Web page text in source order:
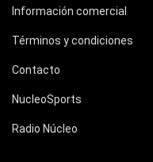
Información comercial
Términos y condiciones
Contacto
NucleoSports
Radio Núcleo